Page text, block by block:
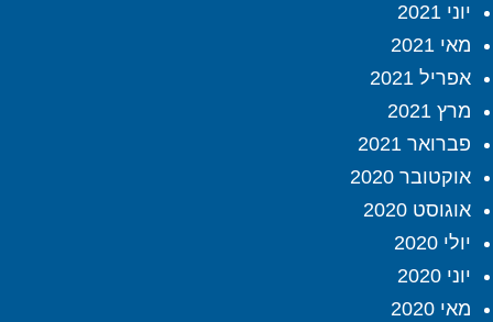
יוני 2021
מאי 2021
אפריל 2021
מרץ 2021
פברואר 2021
אוקטובר 2020
אוגוסט 2020
יולי 2020
יוני 2020
מאי 2020